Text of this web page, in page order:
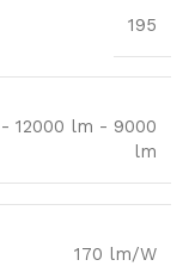
195
12000 lm - 9000
lm
170 lm/W